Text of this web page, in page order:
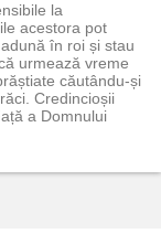
la
acestora pot
în roi și stau
urmează vreme
căutându-și
Credincioșii
a Domnului